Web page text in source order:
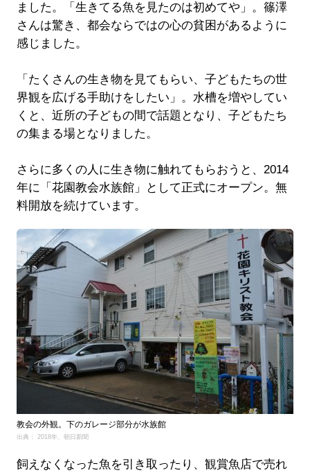
ました。「生きてる魚を見たのは初めてや」。篠澤
さんは驚き、都会ならではの心の貧困があるように
感じました。
「たくさんの生き物を見てもらい、子どもたちの世
界観を広げる手助けをしたい」。水槽を増やしてい
くと、近所の子どもの間で話題となり、子どもたち
の集まる場となりました。
さらに多くの人に生き物に触れてもらおうと、2014
年に「花園教会水族館」として正式にオープン。無
料開放を続けています。
教会の外観。下のガレージ部分が水族館
出典： 2018年、朝日新聞
飼えなくなった魚を引き取ったり、観賞魚店で売れ